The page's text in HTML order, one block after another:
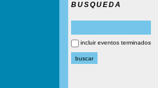
BUSQUEDA
incluir eventos terminados